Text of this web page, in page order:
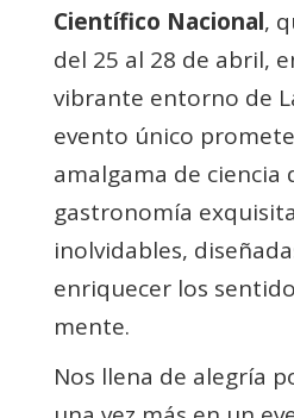
Científico Nacional,
del 25 al 28 de abril,
vibrante entorno de
evento único
amalgama de ciencia
gastronomía
inolvidables,
enriquecer los
mente.
Nos llena de alegría